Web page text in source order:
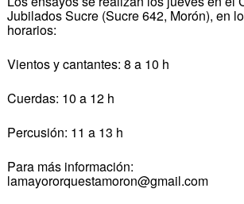
Jubilados Sucre (Sucre 642, Morón), en
horarios:
Vientos y cantantes: 8 a 10 h
Cuerdas: 10 a 12 h
Percusión: 11 a 13 h
Para más información:
lamayororquestamoron@gmail.com